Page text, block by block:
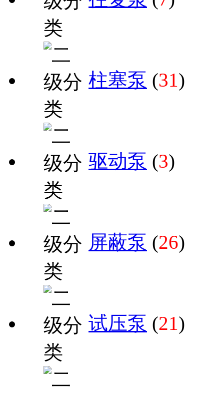
柱塞泵 (31)
驱动泵 (3)
屏蔽泵 (26)
试压泵 (21)